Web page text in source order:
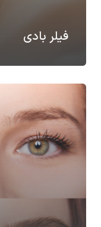
فیلر بادی